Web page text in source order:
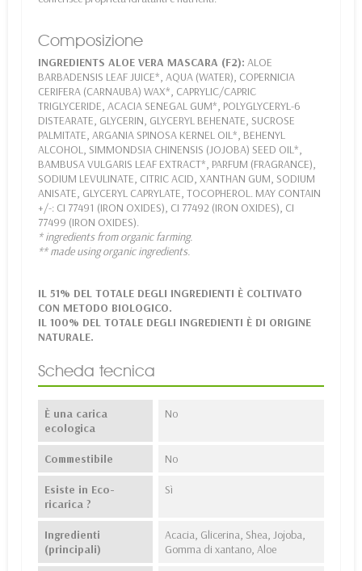
Composizione
INGREDIENTS ALOE VERA MASCARA (F2): ALOE
BARBADENSIS LEAF JUICE*, AQUA (WATER), COPERNICIA
CERIFERA (CARNAUBA) WAX*, CAPRYLIC/CAPRIC
TRIGLYCERIDE, ACACIA SENEGAL GUM*, POLYGLYCERYL-6
DISTEARATE, GLYCERIN, GLYCERYL BEHENATE, SUCROSE
PALMITATE, ARGANIA SPINOSA KERNEL OIL*, BEHENYL
ALCOHOL, SIMMONDSIA CHINENSIS (JOJOBA) SEED OIL*,
BAMBUSA VULGARIS LEAF EXTRACT*, PARFUM (FRAGRANCE),
SODIUM LEVULINATE, CITRIC ACID, XANTHAN GUM, SODIUM
ANISATE, GLYCERYL CAPRYLATE, TOCOPHEROL. MAY CONTAIN
+/-: CI 77491 (IRON OXIDES), CI 77492 (IRON OXIDES), CI
77499 (IRON OXIDES).
* ingredients from organic farming.
** made using organic ingredients.
IL 51% DEL TOTALE DEGLI INGREDIENTI È COLTIVATO
CON METODO BIOLOGICO.
IL 100% DEL TOTALE DEGLI INGREDIENTI È DI ORIGINE
NATURALE.
Scheda tecnica
È una carica
ecologica
No
Commestibile No
Esiste in Eco-
ricarica ?
Sì
Ingredienti
(principali)
Acacia, Glicerina, Shea, Jojoba,
Gomma di xantano, Aloe